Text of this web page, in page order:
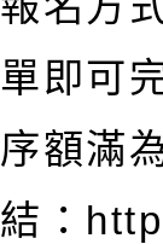
單即可
序額滿
結：